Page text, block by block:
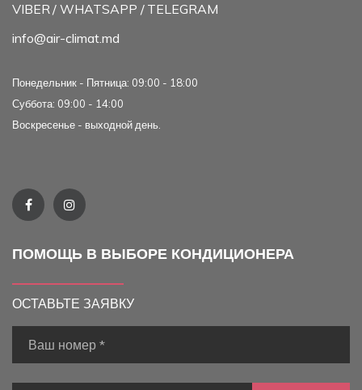
VIBER/ WHATSAPP / TELEGRAM
info@air-climat.md
Понедельник - Пятница: 09:00 - 18:00
Суббота: 09:00 - 14:00
Воскресенье - выходной день.
ПОМОЩЬ В ВЫБОРЕ КОНДИЦИОНЕРА
ОСТАВЬТЕ ЗАЯВКУ